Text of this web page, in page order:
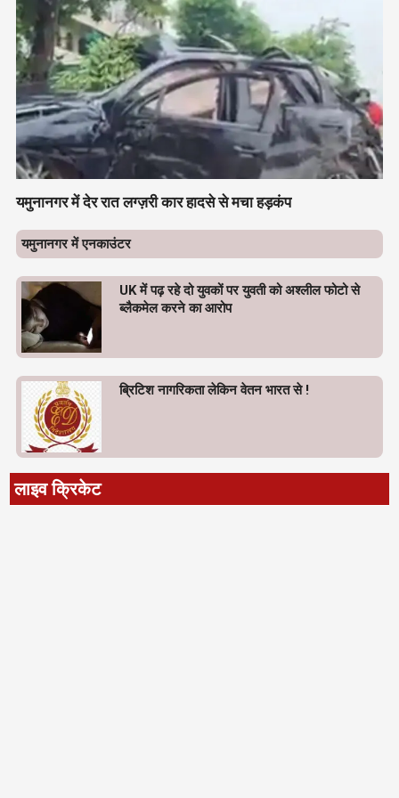
यमुनानगर में देर रात लग्ज़री कार हादसे से मचा हड़कंप
यमुनानगर में एनकाउंटर
UK में पढ़ रहे दो युवकों पर युवती को अश्लील फोटो से
ब्लैकमेल करने का आरोप
ब्रिटिश नागरिकता लेकिन वेतन भारत से !
लाइव क्रिकेट